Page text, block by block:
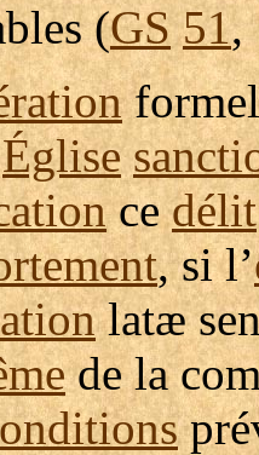
(GS 51,
Église
cedélit
, si l’
latæ
de la